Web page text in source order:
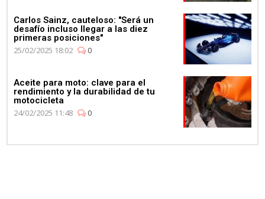
Carlos Sainz, cauteloso: "Será un
desafío incluso llegar a las diez
primeras posiciones"
25/02/2025 18:02
0
Aceite para moto: clave para el
rendimiento y la durabilidad de tu
motocicleta
24/02/2025 11:48
0